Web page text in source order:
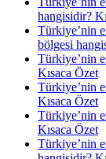
hangisidir?
Türkiye’nin
bölgesi
Türkiye’nin
Kısaca Özet
Türkiye’nin
Kısaca Özet
Türkiye’nin
Kısaca Özet
Türkiye’nin